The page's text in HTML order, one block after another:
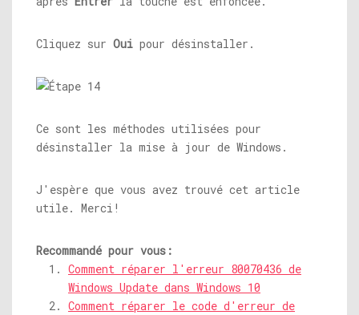
Cliquez sur Oui pour désinstaller.
Ce sont les méthodes utilisées pour
désinstaller la mise à jour de Windows.
J'espère que vous avez trouvé cet article
utile. Merci!
Recommandé pour vous:
Comment réparer l'erreur 80070436 de
Windows Update dans Windows 10
Comment réparer le code d'erreur de